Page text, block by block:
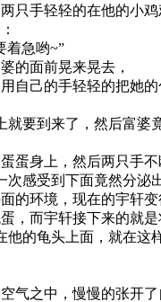
只手轻轻的在他的小
着急哟~”
的面前晃来晃去，
自己的手轻轻的把她
要到来了，然后富婆
蛋身上，然后两只手
感受到下面竟然分泌
环境，现在的宇轩
，而宇轩接下来的就
的龟头上面，就在这
气之中，慢慢的张开